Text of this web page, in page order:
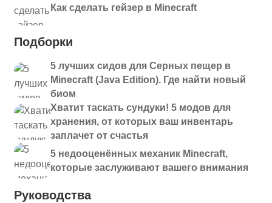
Как сделать гейзер в Minecraft
Подборки
5 лучших сидов для Серных пещер в
Minecraft (Java Edition). Где найти новый
биом
Хватит таскать сундуки! 5 модов для
хранения, от которых ваш инвентарь
заплачет от счастья
5 недооценённых механик Minecraft,
которые заслуживают вашего внимания
Руководства